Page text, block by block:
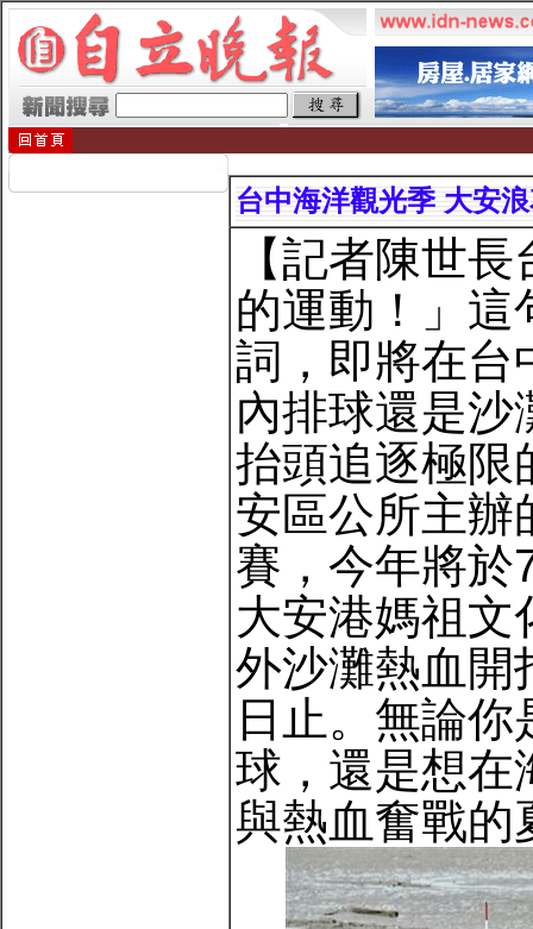
台中海洋觀光季 大安
【記者陳世
的運動！」這
詞，即將在台
內排球還是沙
抬頭追逐極限
安區公所主辦
賽，今年將於
大安港媽祖文
外沙灘熱血開
日止。無論
球，還是想在
與熱血奮戰的